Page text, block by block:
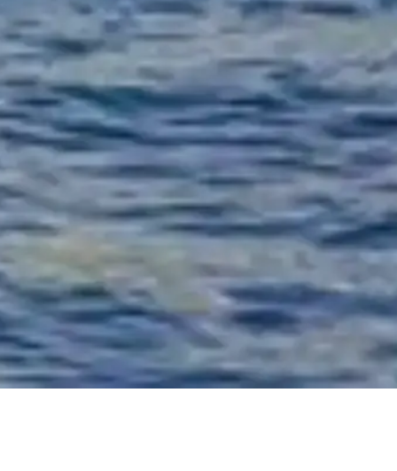
Rychlé odkazy
Vyberte si vstupenky
Návštěvní doba
FAQ
Právní
Právní informace
O nás
Ochrana osobních údajů
Zásady používání cookies
Mapa stránek
Vytvořeno s ❤️ pro cestovatele a milovníky historie po celém světě
někým, jako jsou oni.
Váš osobní průvodce pro Plavby po Seině. Zeptejte se na
vstupenky, otevírací dobu a další!
💬